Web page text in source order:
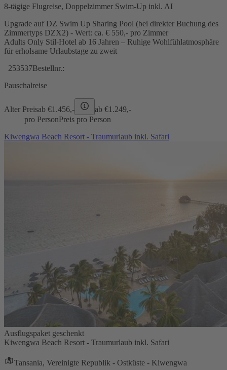
8-tägige Flugreise, Doppelzimmer Swim-Up inkl. AI
Upgrade auf DZ Swim Up Sharing Pool (bei direkter Buchung des
Zimmertyps DZX2) - Wert: ca. € 550,- pro Zimmer
Adults Only Stil-Hotel ab 16 Jahren – Ruhige Wohlfühlatmosphäre
für erholsame Urlaubstage zu zweit
253537Bestellnr.:
Pauschalreise
Alter Preisab €1.456,- ab €1.249,-
pro PersonPreis pro Person
Kiwengwa Beach Resort - Traumurlaub inkl. Safari
Ausflugspaket geschenkt
Kiwengwa Beach Resort - Traumurlaub inkl. Safari
Tansania, Vereinigte Republik - Ostküste - Kiwengwa